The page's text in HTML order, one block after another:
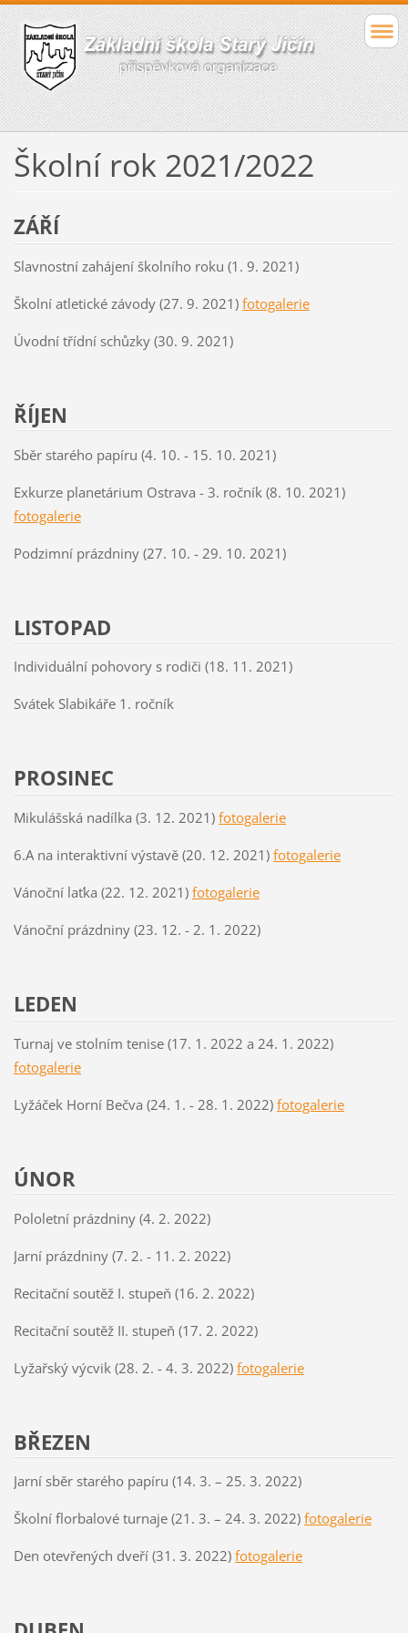
Školní rok 2021/2022
ZÁŘÍ
Slavnostní zahájení školního roku (1. 9. 2021)
Školní atletické závody (27. 9. 2021) fotogalerie
Úvodní třídní schůzky (30. 9. 2021)
ŘÍJEN
Sběr starého papíru (4. 10. - 15. 10. 2021)
Exkurze planetárium Ostrava - 3. ročník (8. 10. 2021)
fotogalerie
Podzimní prázdniny (27. 10. - 29. 10. 2021)
LISTOPAD
Individuální pohovory s rodiči (18. 11. 2021)
Svátek Slabikáře 1. ročník
PROSINEC
Mikulášská nadílka (3. 12. 2021) fotogalerie
6.A na interaktivní výstavě (20. 12. 2021) fotogalerie
Vánoční laťka (22. 12. 2021) fotogalerie
Vánoční prázdniny (23. 12. - 2. 1. 2022)
LEDEN
Turnaj ve stolním tenise (17. 1. 2022 a 24. 1. 2022)
fotogalerie
Lyžáček Horní Bečva (24. 1. - 28. 1. 2022) fotogalerie
ÚNOR
Pololetní prázdniny (4. 2. 2022)
Jarní prázdniny (7. 2. - 11. 2. 2022)
Recitační soutěž I. stupeň (16. 2. 2022)
Recitační soutěž II. stupeň (17. 2. 2022)
Lyžařský výcvik (28. 2. - 4. 3. 2022) fotogalerie
BŘEZEN
Jarní sběr starého papíru (14. 3. – 25. 3. 2022)
Školní florbalové turnaje (21. 3. – 24. 3. 2022) fotogalerie
Den otevřených dveří (31. 3. 2022) fotogalerie